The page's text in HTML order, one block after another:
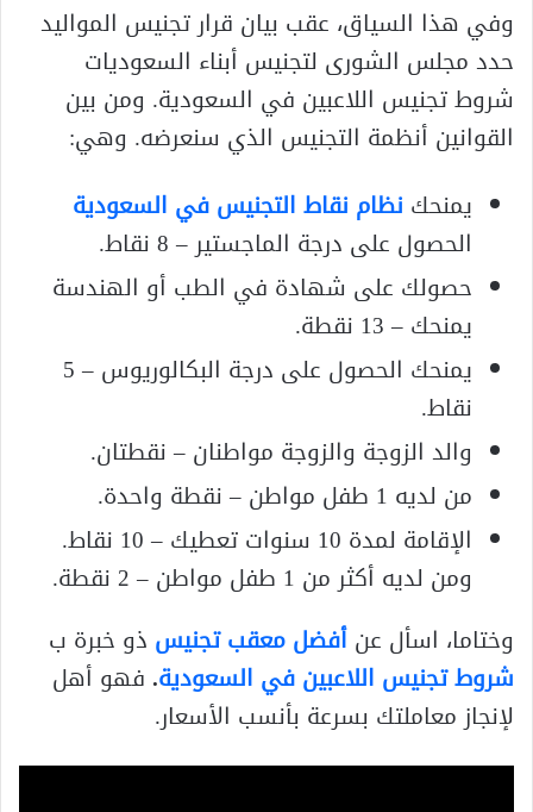
وفي هذا السياق، عقب بيان قرار تجنيس المواليد
حدد مجلس الشورى لتجنيس أبناء السعوديات
شروط تجنيس اللاعبين في السعودية. ومن بين
القوانين أنظمة التجنيس الذي سنعرضه. وهي:
يمنحك نظام نقاط التجنيس في السعودية
الحصول على درجة الماجستير – 8 نقاط.
حصولك على شهادة في الطب أو الهندسة
يمنحك – 13 نقطة.
يمنحك الحصول على درجة البكالوريوس – 5
نقاط.
والد الزوجة والزوجة مواطنان – نقطتان.
من لديه 1 طفل مواطن – نقطة واحدة.
الإقامة لمدة 10 سنوات تعطيك – 10 نقاط.
ومن لديه أكثر من 1 طفل مواطن – 2 نقطة.
وختاما، اسأل عنأفضل معقب تجنيس ذو خبرة ب
شروط تجنيس اللاعبين في السعودية.فهو أهل
لإنجاز معاملتك بسرعة بأنسب الأسعار.